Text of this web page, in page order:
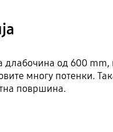
од 600 mm,
многу потенки.
површина.